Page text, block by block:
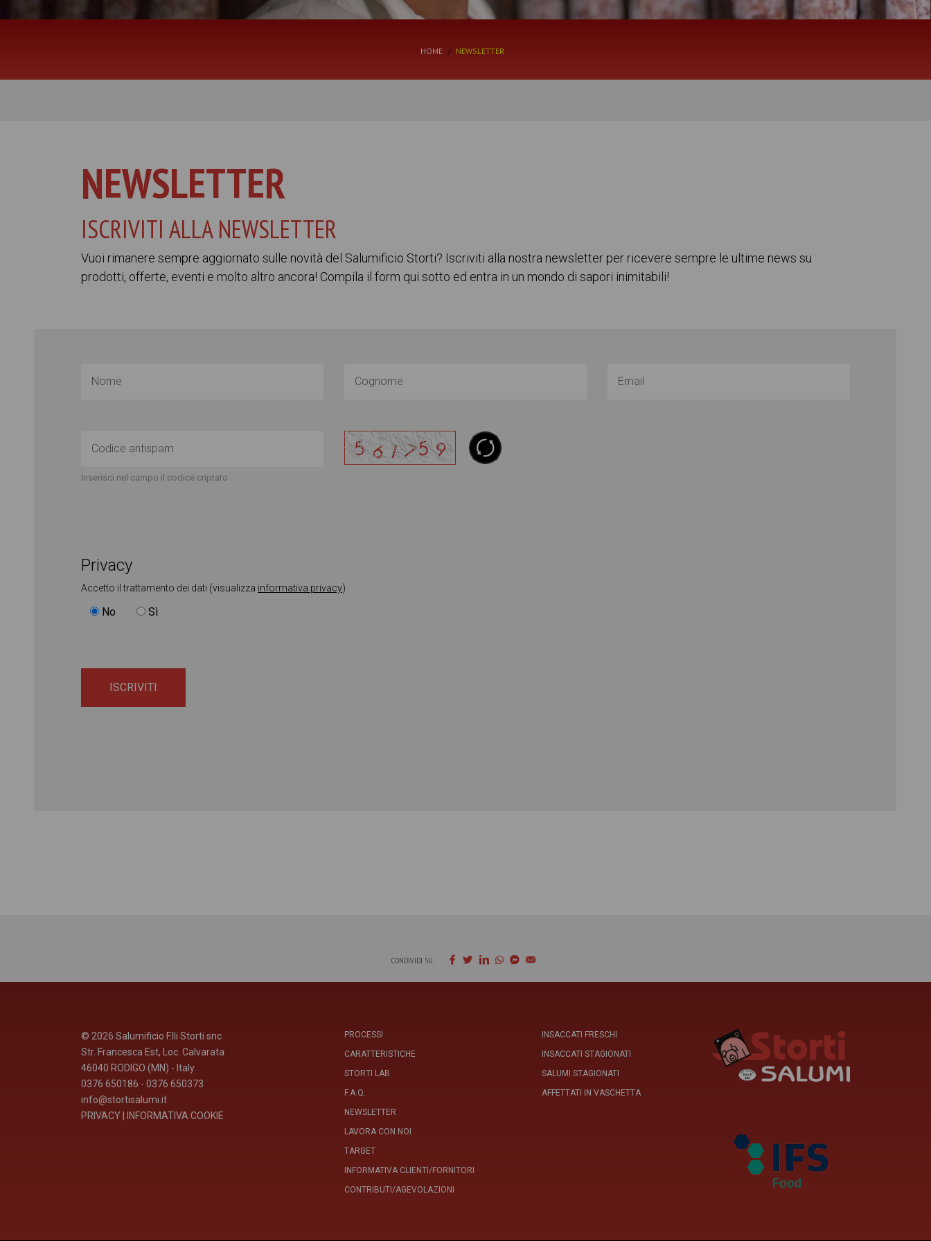
HOME NEWSLETTER
NEWSLETTER
ISCRIVITI ALLA NEWSLETTER
Vuoi rimanere sempre aggiornato sulle novità del Salumificio Storti? Iscriviti alla nostra newsletter per ricevere sempre le ultime news su
prodotti, offerte, eventi e molto altro ancora! Compila il form qui sotto ed entra in un mondo di sapori inimitabili!
Inserisci nel campo il codice criptato
Privacy
Accetto il trattamento dei dati (visualizza informativa privacy)
No Sì
ISCRIVITI
CONDIVIDI SU
© 2026 Salumificio F.lli Storti snc
Str. Francesca Est, Loc. Calvarata
46040 RODIGO (MN) - Italy
0376 650186 - 0376 650373
info@stortisalumi.it
PRIVACY
INFORMATIVA COOKIE
PROCESSI
CARATTERISTICHE
STORTI LAB
F.A.Q.
NEWSLETTER
LAVORA CON NOI
TARGET
INFORMATIVA CLIENTI/FORNITORI
CONTRIBUTI/AGEVOLAZIONI
INSACCATI FRESCHI
INSACCATI STAGIONATI
SALUMI STAGIONATI
AFFETTATI IN VASCHETTA